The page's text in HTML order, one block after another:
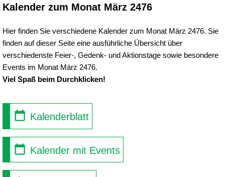
Kalender zum Monat März 2476
Hier finden Sie verschiedene Kalender zum Monat März 2476. Sie
finden auf dieser Seite eine ausführliche Übersicht über
verschiedenste Feier-, Gedenk- und Aktionstage sowie besondere
Events im Monat März 2476.
Viel Spaß beim Durchklicken!
Kalenderblatt
Kalender mit Events